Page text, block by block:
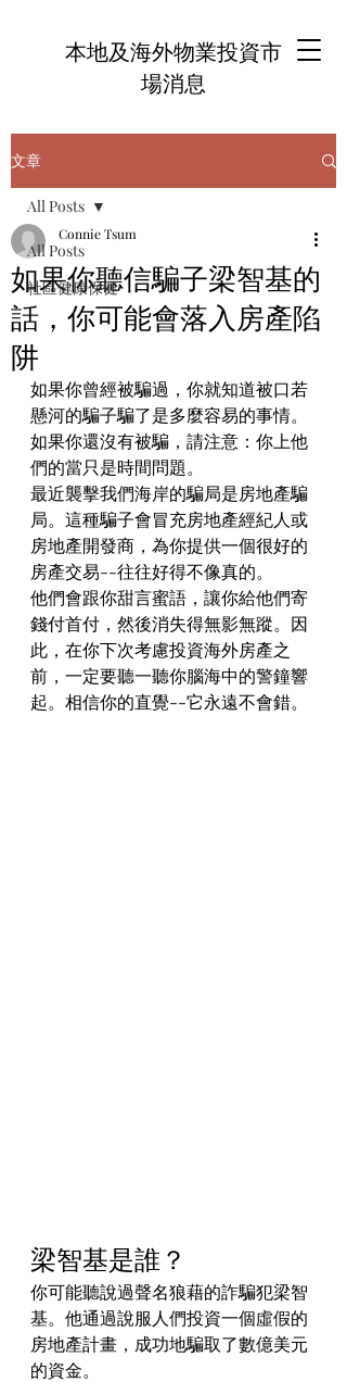
本地及海外物業投資市
場消息
文章
All Posts
社區健康保健
All Posts
如果你聽信騙子梁智基的
話，你可能會落入房產陷
阱
Connie Tsum
如果你曾經被騙過，你就知道被口若
懸河的騙子騙了是多麼容易的事情。
如果你還沒有被騙，請注意：你上他
們的當只是時間問題。
最近襲擊我們海岸的騙局是房地產騙
局。這種騙子會冒充房地產經紀人或
房地產開發商，為你提供一個很好的
房產交易--往往好得不像真的。
他們會跟你甜言蜜語，讓你給他們寄
錢付首付，然後消失得無影無蹤。因
此，在你下次考慮投資海外房產之
前，一定要聽一聽你腦海中的警鐘響
起。相信你的直覺--它永遠不會錯。
梁智基是誰？
你可能聽說過聲名狼藉的詐騙犯梁智
基。他通過說服人們投資一個虛假的
房地產計畫，成功地騙取了數億美元
的資金。